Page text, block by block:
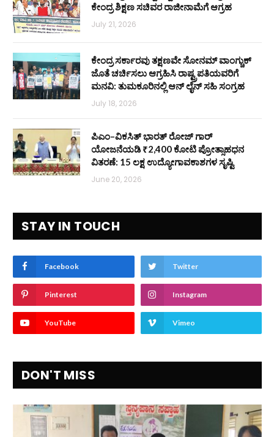
ಕೇಂದ್ರ ಶಿಕ್ಷಣ ಸಚಿವರ ರಾಜೀನಾಮೆಗೆ ಆಗ್ರಹ
July 21, 2026
ಕೇಂದ್ರ ಸರ್ಕಾರವು ತಕ್ಷಣವೇ ಸೋನಮ್ ವಾಂಗ್ಚುಕ್
ಜೊತೆ ಚರ್ಚಿಸಲು ಆಗ್ರಹಿಸಿ ರಾಷ್ಟ್ರಪತಿಯವರಿಗೆ
ಮನವಿ: ತುಮಕೂರಿನಲ್ಲಿ ಆನ್‌ ಲೈನ್ ಸಹಿ ಸಂಗ್ರಹ
July 18, 2026
ಪಿಎಂ–ವಿಕಸಿತ್ ಭಾರತ್ ರೋಜ್‌ ಗಾರ್
ಯೋಜನೆಯಡಿ ₹2,400 ಕೋಟಿ ಪ್ರೋತ್ಸಾಹಧನ
ವಿತರಣೆ: 15 ಲಕ್ಷ ಉದ್ಯೋಗಾವಕಾಶಗಳ ಸೃಷ್ಟಿ
June 20, 2026
STAY IN TOUCH
Facebook Twitter
Pinterest Instagram
YouTube Vimeo
DON'T MISS